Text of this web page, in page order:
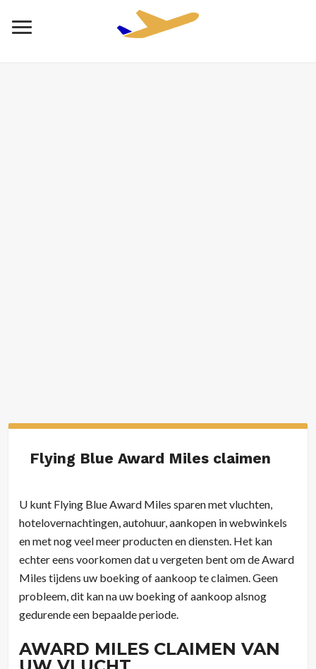
Flying Blue Award Miles claimen
U kunt Flying Blue Award Miles sparen met vluchten,
hotelovernachtingen, autohuur, aankopen in webwinkels
en met nog veel meer producten en diensten. Het kan
echter eens voorkomen dat u vergeten bent om de Award
Miles tijdens uw boeking of aankoop te claimen. Geen
probleem, dit kan na uw boeking of aankoop alsnog
gedurende een bepaalde periode.
AWARD MILES CLAIMEN VAN